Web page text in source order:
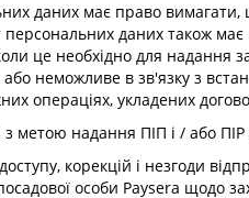
даних має право
персональних даних також
це необхідно для надання
неможливе в зв'язку з
операціях, укладених
з метою надання ПІП і / або
корекцій і незгоди
особи Paysera щодо